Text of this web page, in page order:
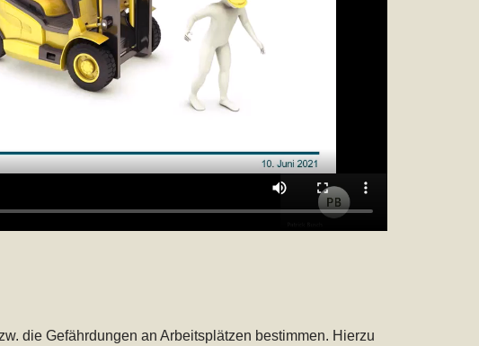
die Gefährdungen an Arbeitsplätzen bestimmen. Hierzu